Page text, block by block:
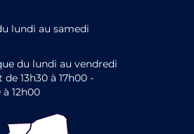
lundi au samedi
du lundi au vendredi
13h30 à 17h00 -
12h00